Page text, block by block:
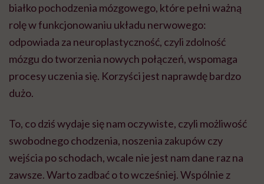
białko pochodzenia mózgowego, które pełni ważną
rolę w funkcjonowaniu układu nerwowego:
odpowiada za neuroplastyczność, czyli zdolność
mózgu do tworzenia nowych połączeń, wspomaga
procesy uczenia się. Korzyści jest naprawdę bardzo
dużo.
To, co dziś wydaje się nam oczywiste, czyli możliwość
swobodnego chodzenia, noszenia zakupów czy
wejścia po schodach, wcale nie jest nam dane raz na
zawsze. Warto zadbać o to wcześniej. Wspólnie z